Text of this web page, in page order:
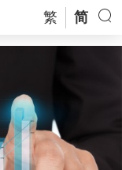
繁 简